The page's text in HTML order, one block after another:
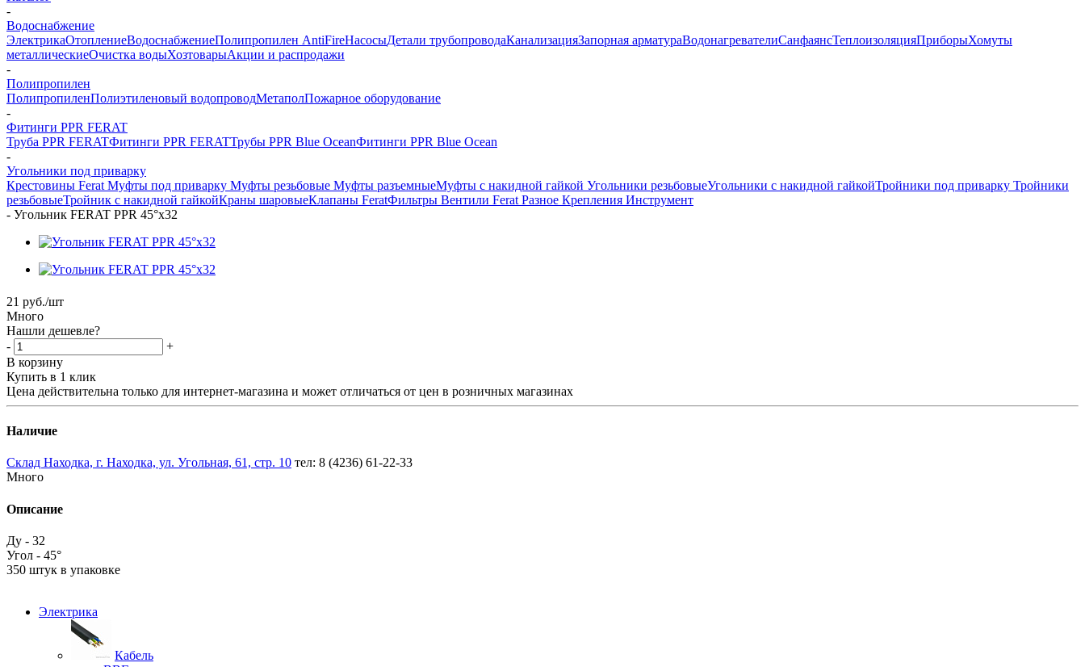
-
Водоснабжение
ЭлектрикаОтоплениеВодоснабжениеПолипропилен AntiFireНасосыДетали трубопроводаКанализацияЗапорная арматураВодонагревателиСанфаянсТеплоизоляцияПриборыХомуты
металлическиеОчистка водыХозтоварыАкции и распродажи
-
Полипропилен
ПолипропиленПолиэтиленовый водопроводМетаполПожарное оборудование
-
Фитинги PPR FERAT
Труба PPR FERATФитинги PPR FERATТрубы PPR Blue OceanФитинги PPR Blue Ocean
-
Угольники под приварку
Крестовины Ferat Муфты под приварку Муфты резьбовые Муфты разъемныеМуфты с накидной гайкой Угольники резьбовыеУгольники с накидной гайкойТройники под приварку Тройники
резьбовыеТройник с накидной гайкойКраны шаровыеКлапаны FeratФильтры Вентили Ferat Разное Крепления Инструмент
- Угольник FERAT PPR 45°х32
21 руб./шт
Много
Нашли дешевле?
-
+
В корзину
Купить в 1 клик
Цена действительна только для интернет-магазина и может отличаться от цен в розничных магазинах
Наличие
Склад Находка, г. Находка, ул. Угольная, 61, стр. 10 тел: 8 (4236) 61-22-33
Много
Описание
Ду - 32
Угол - 45°
350 штук в упаковке
Электрика
Кабель